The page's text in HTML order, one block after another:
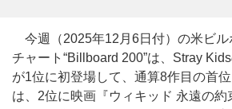
今週（2025年12月6日付）の米ビル
チャート“Billboard 200”は、Stray
が1位に初登場して、通算8作目の首
は、2位に映画『ウィキッド 永遠の約